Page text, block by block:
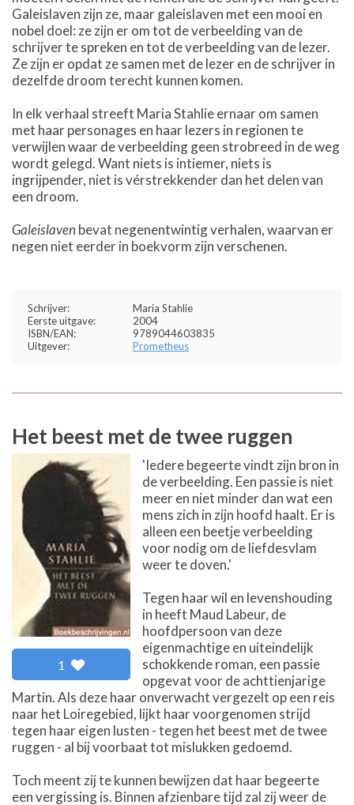
Galeislaven zijn ze, maar galeislaven met een mooi en
nobel doel: ze zijn er om tot de verbeelding van de
schrijver te spreken en tot de verbeelding van de lezer.
Ze zijn er opdat ze samen met de lezer en de schrijver in
dezelfde droom terecht kunnen komen.
In elk verhaal streeft Maria Stahlie ernaar om samen
met haar personages en haar lezers in regionen te
verwijlen waar de verbeelding geen strobreed in de weg
wordt gelegd. Want niets is intiemer, niets is
ingrijpender, niet is vérstrekkender dan het delen van
een droom.
Galeislaven bevat negenentwintig verhalen, waarvan er
negen niet eerder in boekvorm zijn verschenen.
Schrijver:
Maria Stahlie
Eerste uitgave:
2004
ISBN/EAN:
9789044603835
Uitgever:
Prometheus
Het beest met de twee ruggen
1
'Iedere begeerte vindt zijn bron in
de verbeelding. Een passie is niet
meer en niet minder dan wat een
mens zich in zijn hoofd haalt. Er is
alleen een beetje verbeelding
voor nodig om de liefdesvlam
weer te doven.'
Tegen haar wil en levenshouding
in heeft Maud Labeur, de
hoofdpersoon van deze
eigenmachtige en uiteindelijk
schokkende roman, een passie
opgevat voor de achttienjarige
Martin. Als deze haar onverwacht vergezelt op een reis
naar het Loiregebied, lijkt haar voorgenomen strijd
tegen haar eigen lusten - tegen het beest met de twee
ruggen - al bij voorbaat tot mislukken gedoemd.
Toch meent zij te kunnen bewijzen dat haar begeerte
een vergissing is. Binnen afzienbare tijd zal zij weer de